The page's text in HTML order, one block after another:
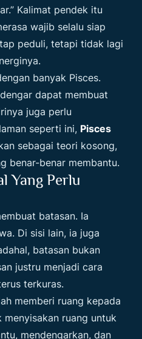
Kalimat pendek itu
wajib selalu siap
peduli, tetapi tidak lagi
banyak Pisces.
dapat membuat
juga perlu
seperti ini, Pisces
sebagai teori kosong,
benar-benar membantu.
Yang Perlu
batasan. Ia
Di sisi lain, ia juga
batasan bukan
justru menjadi cara
terkuras.
memberi ruang kepada
ruang untuk
mendengarkan, dan